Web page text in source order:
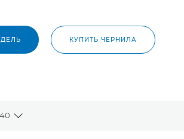
КУПИТЬ ЧЕРНИЛА
Toggle breadcrumbs